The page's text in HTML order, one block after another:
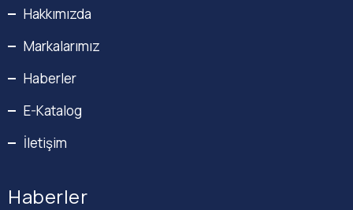
Hakkımızda
Markalarımız
Haberler
E-Katalog
İletişim
Haberler